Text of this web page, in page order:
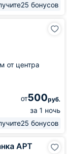
25 бонусов
от центра
от500руб.
за 1 ночь
25 бонусов
АРТ